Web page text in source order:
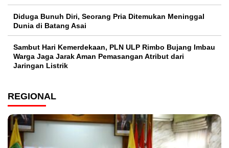
Diduga Bunuh Diri, Seorang Pria Ditemukan Meninggal
Dunia di Batang Asai
Sambut Hari Kemerdekaan, PLN ULP Rimbo Bujang Imbau
Warga Jaga Jarak Aman Pemasangan Atribut dari
Jaringan Listrik​
REGIONAL